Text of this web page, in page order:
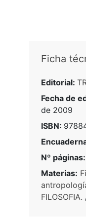
Ficha
Editorial:
Fecha de
de 2009
ISBN:
Nº páginas:
Materias:
FILOSOFIA.